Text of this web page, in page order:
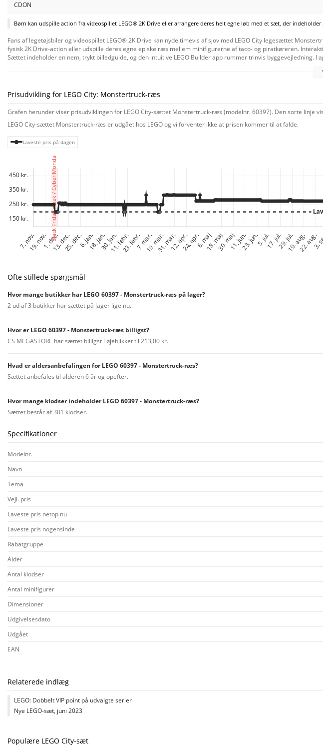
CDON
Børn kan udspille action fra videospillet LEGO® 2K Drive eller arrangere deres helt egne løb med et sæt, der
Fans af legetøjsbiler og videospillet LEGO® 2K Drive kan nyde timevis af sjov med LEGO City legesættet
fysisk 2K Drive-action eller udspille deres egne episke ræs mellem minifigurerne af taco- og piratkøreren.
Sættet indeholder en nem, trykt billedguide, og den intuitive LEGO Builder app rummer trinvis byggevejledning.
LEGO City legesæt gør børn til hovedpersoner i handlingen. De kan bestemme historiernes forløb ved hjælp af
Prisudvikling for LEGO City: Monstertruck-ræs
Grafen herunder viser prisudviklingen for LEGO City-sættet Monstertruck-ræs (modelnr. 60397). Den sorte linje
LEGO City-sættet Monstertruck-ræs er udgået hos LEGO og vi forventer ikke at prisen kommer til at falde.
Laveste pris på dagen
Ofte stillede spørgsmål
Hvor mange butikker har LEGO 60397 - Monstertruck-ræs på lager?
2 ud af 3 butikker har sættet på lager lige nu.
Hvor er LEGO 60397 - Monstertruck-ræs billigst?
CS MEGASTORE har sættet billigst i øjeblikket til 213,00 kr.
Hvad er aldersanbefalingen for LEGO 60397 - Monstertruck-ræs?
Sættet anbefales til alderen 6 år og opefter.
Hvor mange klodser indeholder LEGO 60397 - Monstertruck-ræs?
Sættet består af 301 klodser.
Specifikationer
Modelnr.
Navn
Tema
Vejl. pris
Laveste pris netop nu
Laveste pris nogensinde
Rabatgruppe
Alder
Antal klodser
Antal minifigurer
Dimensioner
Udgivelsesdato
Udgået
EAN
Relaterede indlæg
LEGO: Dobbelt VIP point på udvalgte serier
Nye LEGO-sæt, juni 2023
Populære LEGO City-sæt